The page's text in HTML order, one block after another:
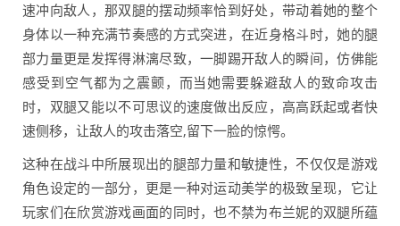
速冲向敌人，那双腿的摆动频率恰到好处，带动着她的整个
身体以一种充满节奏感的方式突进，在近身格斗时，她的腿
部力量更是发挥得淋漓尽致，一脚踢开敌人的瞬间，仿佛能
感受到空气都为之震颤，而当她需要躲避敌人的致命攻击
时，双腿又能以不可思议的速度做出反应，高高跃起或者快
速侧移，让敌人的攻击落空,留下一脸的惊愕。
这种在战斗中所展现出的腿部力量和敏捷性，不仅仅是游戏
角色设定的一部分，更是一种对运动美学的极致呈现，它让
玩家们在欣赏游戏画面的同时，也不禁为布兰妮的双腿所蕴